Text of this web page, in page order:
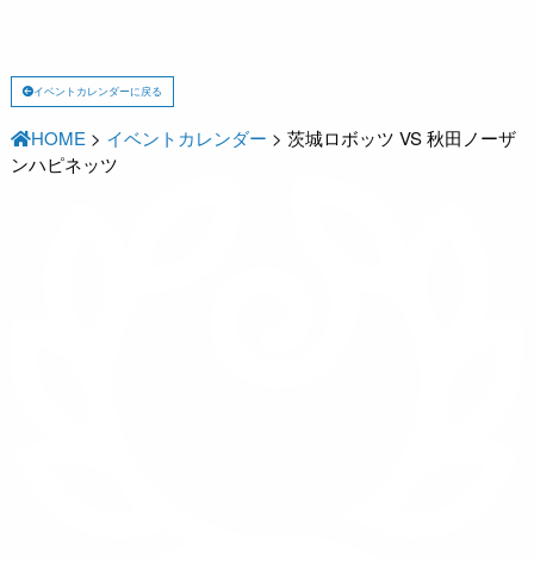
イベントカレンダーに戻る
HOME > イベントカレンダー >茨城ロボッツ VS 秋田ノーザ
ンハピネッツ